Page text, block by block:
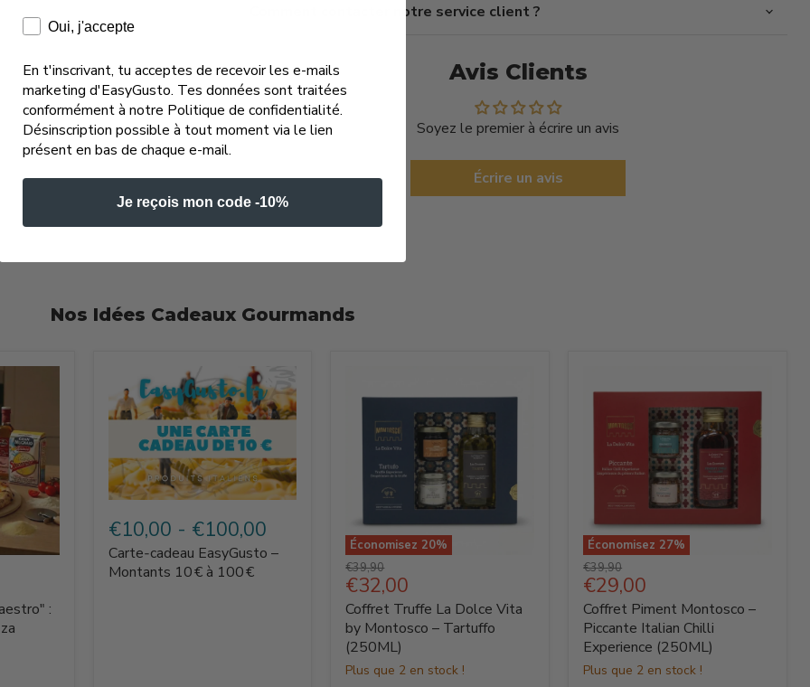
Comment contacter notre service client ?
Avis Clients
Soyez le premier à écrire un avis
Écrire un avis
Nos Idées Cadeaux Gourmands
:
EasyGusto
–
Montants
10 €
€10,00 - €100,00
Carte‑cadeau EasyGusto –
Montants 10 € à 100 €
Économisez 20%
Coffret
Truffe
La
Dolce
Vita
by
Montosco
–
Prix
d'origine
€39,90
Prix
actuel
€32,00
Coffret Truffe La Dolce Vita
by Montosco – Tartuffo
(250ML)
Plus que 2 en stock !
Économisez 27%
Coffret
Piment
Montosco
–
Piccante
Italian
Chilli
Experience
Prix
d'origine
€39,90
Prix
actuel
€29,00
Coffret Piment Montosco –
Piccante Italian Chilli
Experience (250ML)
Plus que 2 en stock !
Consentement e-mails marketing
Oui, j'accepte
En t'inscrivant, tu acceptes de recevoir les e-mails
marketing d'EasyGusto. Tes données sont traitées
conformément à notre Politique de confidentialité.
Désinscription possible à tout moment via le lien
présent en bas de chaque e-mail.
Je reçois mon code -10%